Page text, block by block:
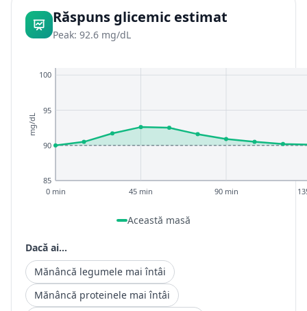
Răspuns glicemic estimat
Peak: 92.6 mg/dL
85
90
95
100
0 min 45 min 90 min
mg/dL
Această masă
Dacă ai...
Mănâncă legumele mai întâi
Mănâncă proteinele mai întâi